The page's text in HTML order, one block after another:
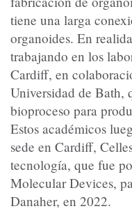
tiene una larga
organoides. En
trabajando en los
Cardiff, en
Universidad de Bath,
bioproceso para
Estos académicos
sede en Cardiff,
tecnología, que fue
Molecular Devices,
Danaher, en 2022.